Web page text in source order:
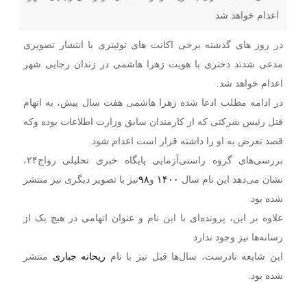
اعدام خواهد شد
در روز های گذشته برخی اکانت های توئیتری با انتشار تصویری
مدعی شدند دختری با هویت زهرا هاشمی در زندان رجایی شهر
اعدام خواهد شد.
در ادامه مطلب ادعا شده زهرا هاشمی هفت سال پیش، به اتهام
قتل رئیس شرکتی که از کارمندان سابق وزارت اطلاعات بوده وکه
قصد تعرض به او را داشته قرار است اعدام شود
بررسی‌های گروه راستی‌آزمایی پایگاه خبری تحلیلی رواج۲۴،
نشان می‌دهد این نام سال ۱۴۰۰ و۹۸نیز با تصویر دیگری نیز منتشر
شده بود
علاوه بر این، پرونده‌ای با این نام و عنوان اتهامی در هیچ یک از
رسانه‌ها نیز وجود ندارد
این شایعه نادرست، سال‌ها قبل نیز با نام ریحانه جباری منتشر
شده بود.